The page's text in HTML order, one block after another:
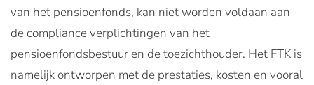
van het pensioenfonds, kan niet worden voldaan aan
de compliance verplichtingen van het
pensioenfondsbestuur en de toezichthouder. Het FTK is
namelijk ontworpen met de prestaties, kosten en vooral